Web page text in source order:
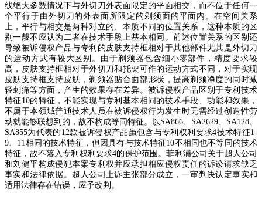
线绝大多数情况下与外切刀外表面限定的平面相交，而不位于任何一
个平行于由外切刀的外表面所限定的剃须面的平面内。在空间关系
上，平行与相交是两种对立的、本质不同的位置关系，这种本质的区
别一般不应认为二者在技术手段上基本相同。前述位置关系的区别还
导致被诉侵权产品与专利的皮肤支持框相对于其他部件尤其是外切刀
的运动方式有较大区别。由于剃须器包含细小零部件，精度要求较
高，皮肤支持框相对于外切刀和托架可作的运动方式不同，对于实现
皮肤支持框支持皮肤，剃须器贴合面部形状，提高剃须净度的同时减
轻刺痛等方面，产生的效果存在差异。被诉侵权产品区别于专利技术
特征 10的特征，不能实现与专利基本相同的技术手段、功能和效果，
不属于本领域普通技术人员在被诉侵权行为发生时无需经过创造性劳
动就能够联想到的，故不构成等同特征。以 SA866 SA2629 SA128
SA855为代表的 12款被诉侵权产品虽包含与专利权利要求4技术特征1-
9
11 相同的技术特征，但因具有与技术特征10不相同也不等同的技术
特征，故不落入专利权利要求4的保护范围。菲利浦公司关于超人公司
和刘健平构成侵犯本案专利权并应承担相应侵权责任的诉讼请求缺乏
事实和法律依据。超人公司上诉主张部分成立，一审判决认定事实和
适用法律存在错误，应予改判。